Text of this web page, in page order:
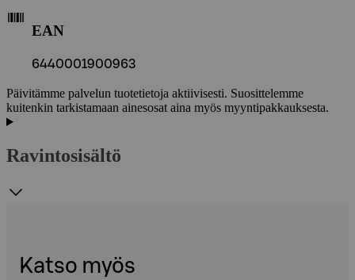
EAN
6440001900963
Päivitämme palvelun tuotetietoja aktiivisesti. Suosittelemme
kuitenkin tarkistamaan ainesosat aina myös myyntipakkauksesta.
Ravintosisältö
Katso myös